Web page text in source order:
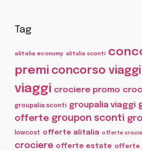
Tag
alitalia economy alitalia sconti
premi concorso viaggi
viaggi crociere promo
groupalia sconti groupalia viaggi
offerte groupon sconti
lowcost offerte alitalia offerte
crociere offerte estate offerte